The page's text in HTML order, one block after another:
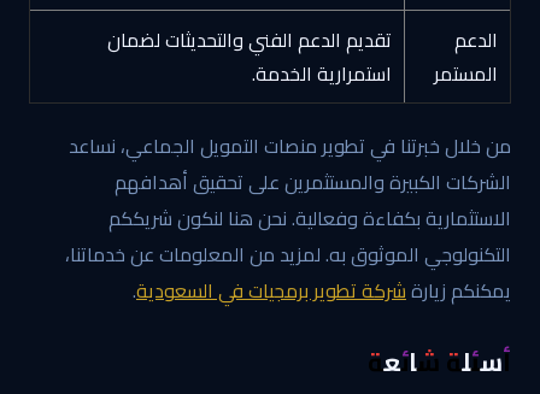
الدعم
المستمر
تقديم الدعم الفني والتحديثات لضمان
استمرارية الخدمة.
من خلال خبرتنا في تطوير منصات التمويل الجماعي، نساعد
الشركات الكبيرة والمستثمرين على تحقيق أهدافهم
الاستثمارية بكفاءة وفعالية. نحن هنا لنكون شريككم
التكنولوجي الموثوق به. لمزيد من المعلومات عن خدماتنا،
يمكنكم زيارةشركة تطوير برمجيات في السعودية.
أسئلة شائعة